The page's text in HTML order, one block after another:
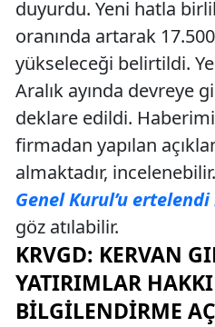
duyurdu. Yeni hatla
oranında artarak
yükseleceği belirtildi.
Aralık ayında devreye
deklare edildi.
firmadan yapılan
almaktadır,
Genel Kurul’u
göz atılabilir.
KRVGD: KERVAN
YATIRIMLAR
BILGILENDIRME